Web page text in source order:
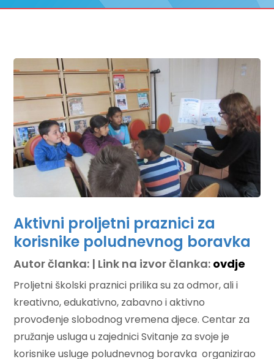
Aktivni proljetni praznici za
korisnike poludnevnog boravka
Autor članka: | Link na izvor članka: ovdje
Proljetni školski praznici prilika su za odmor, ali i
kreativno, edukativno, zabavno i aktivno
provođenje slobodnog vremena djece. Centar za
pružanje usluga u zajednici Svitanje za svoje je
korisnike usluge poludnevnog boravka organizirao